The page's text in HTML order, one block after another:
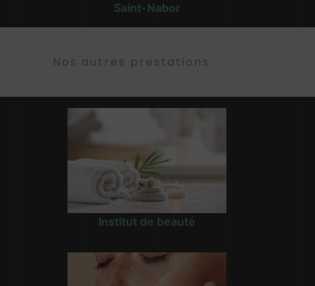
Saint-Nabor
Nos autres prestations
Institut de beauté